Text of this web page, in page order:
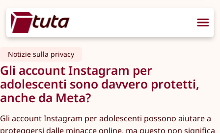
Notizie sulla privacy
Gli account Instagram per
adolescenti sono davvero protetti,
anche da Meta?
Gli account Instagram per adolescenti possono aiutare a
proteggersi dalle minacce online, ma questo non significa